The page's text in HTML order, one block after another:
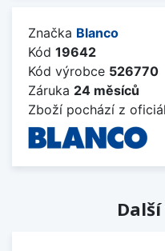
Značka Blanco
Kód 19642
Kód výrobce 526770
Záruka 24 měsíců
Zboží pochází z